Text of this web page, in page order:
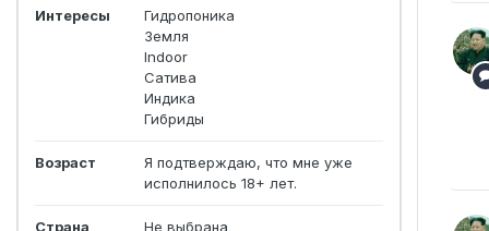
Интересы
Гидропоника
Земля
Indoor
Сатива
Индика
Гибриды
Возраст
Я подтверждаю, что мне уже
исполнилось 18+ лет.
Страна Не выбрана